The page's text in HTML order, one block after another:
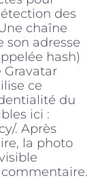
des
chaîne
son adresse
hash)
Gravatar
ce
du
ici :
. Après
la photo